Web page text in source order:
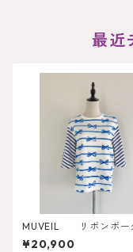
最近
MUVEIL リボンボー
ットソー
¥20,900